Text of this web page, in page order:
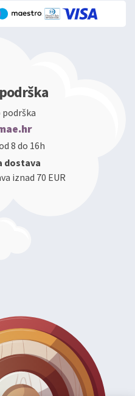
podrška
8 do 16h
dostava
iznad 70 EUR